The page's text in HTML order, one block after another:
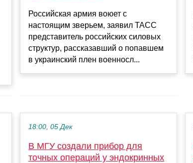
Российская армия воюет с
настоящим зверьем, заявил ТАСС
представитель российских силовых
структур, рассказавший о попавшем
в украинский плен военносл...
18:00, 05 Дек
В МГУ создали прибор для
точных операций у эндокринных